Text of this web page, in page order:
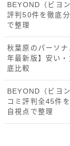
BEYOND（ビヨ
評判50件を徹底
で整理
秋葉原のパーソ
年最新版】安い
底比較
BEYOND（ビヨ
コミ評判全45件
自視点で整理